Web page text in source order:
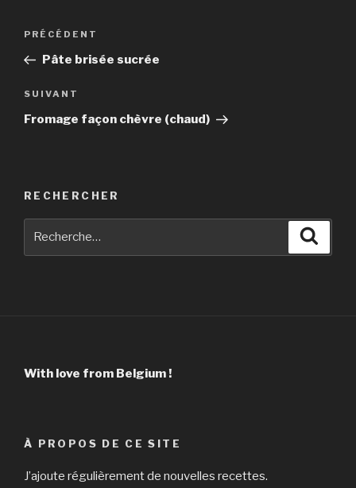
Navigation
l’article
Article
précédent
PRÉCÉDENT
Pâte brisée sucrée
Article
suivant
SUIVANT
Fromage façon chèvre (chaud)
RECHERCHER
With love from Belgium !
À PROPOS DE CE SITE
J’ajoute régulièrement de nouvelles recettes.